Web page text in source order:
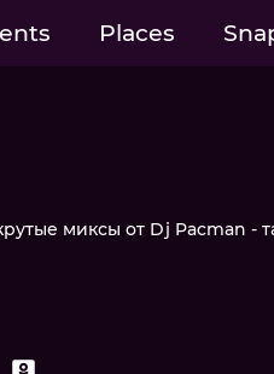
Places
миксы от Dj Pacman -